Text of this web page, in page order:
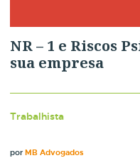
NR – 1 e Riscos
sua empresa
Trabalhista
porMB Advogados